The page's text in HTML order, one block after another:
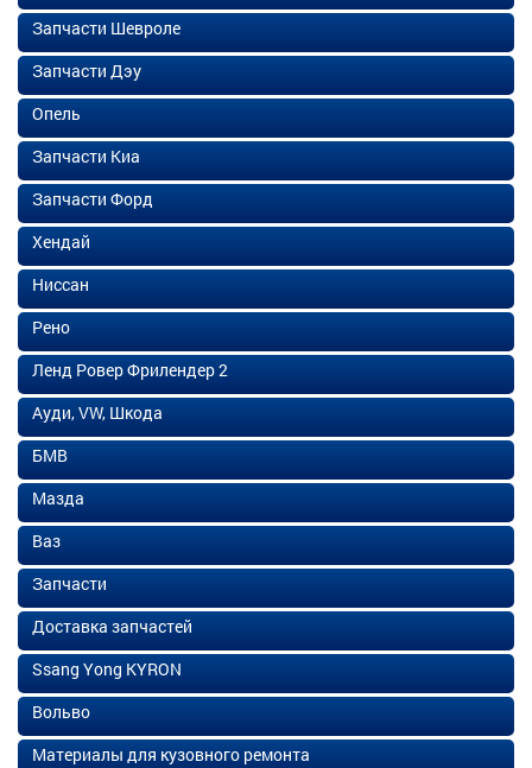
Запчасти Шевроле
Запчасти Дэу
Опель
Запчасти Киа
Запчасти Форд
Хендай
Ниссан
Рено
Ленд Ровер Фрилендер 2
Ауди, VW, Шкода
БМВ
Мазда
Ваз
Запчасти
Доставка запчастей
Ssang Yong KYRON
Вольво
Материалы для кузовного ремонта